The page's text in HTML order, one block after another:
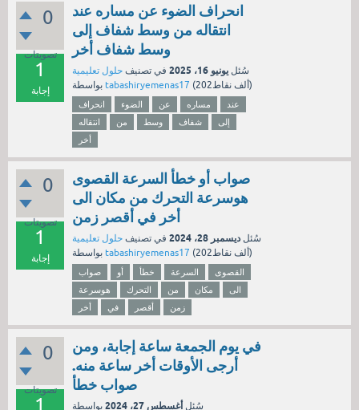
0
تصويتات
1
إجابة
انحراف الضوء عن مساره عند
انتقاله من وسط شفاف إلى
وسط شفاف أخر
سُئل يونيو 16، 2025 في تصنيف حلول تعليمية
tabashiryemenas17 ( 202ألف نقاط)
انحراف الضوء عن مساره
عند
انتقاله
من وسط شفاف
إلى
أخر
0
تصويتات
1
إجابة
صواب أو خطأ السرعة القصوى
هوسرعة التحرك من مكان الى
أخر في أقصر زمن
سُئل ديسمبر 28، 2024 في تصنيف حلول تعليمية
tabashiryemenas17 ( 202ألف نقاط)
صواب أو خطأ السرعة
القصوى
هوسرعة
التحرك من مكان
الى
أخر
في أقصر زمن
0
تصويتات
1
في يوم الجمعة ساعة إجابة، ومن
أرجى الأوقات أخر ساعة منه.
صواب خطأ
سُئل أغسطس 27، 2024 بواسطة